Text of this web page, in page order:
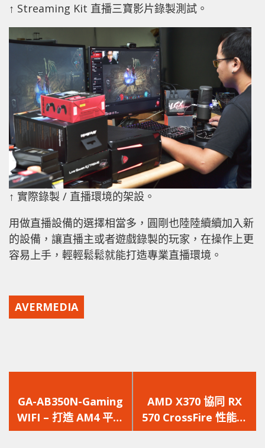
↑ Streaming Kit 直播三寶影片錄製測試。
↑ 實際錄製 / 直播環境的架設。
用做直播設備的選擇相當多，圓剛也陸陸續續加入新
的設備，讓直播主或者遊戲錄製的玩家，在操作上更
容易上手，輕輕鬆鬆就能打造專業直播環境。
AVERMEDIA
一
篇
文
GA-AB350N-Gaming
WIFI – 打造 AM4 平台
Mini-ITX 小鋼炮
一
篇
文
AMD X370 協同 RX
570 CrossFire 性能測
試